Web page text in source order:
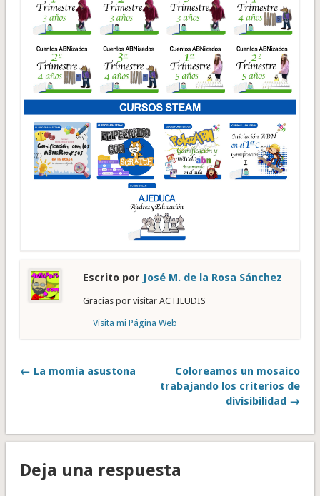
Escrito por José M. de la Rosa Sánchez
Gracias por visitar ACTILUDIS
Visita mi Página Web
← La momia asustona
Coloreamos un mosaico
trabajando los criterios de
divisibilidad →
Deja una respuesta